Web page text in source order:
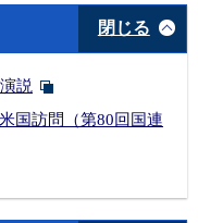
閉じる
説
国訪問（第80回国連